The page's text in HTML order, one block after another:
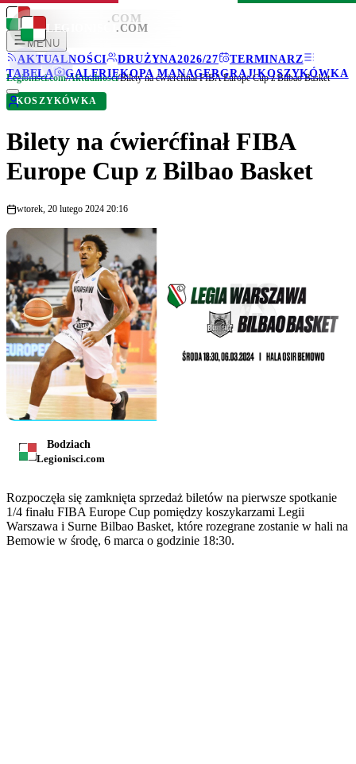
LEGIONISCI .COM
MENU
AKTUALNOŚCI
DRUŻYNA2026/27
TERMINARZ
TABELA
GALERIEKOPA MANAGERGRAJ!KOSZYKÓWKA
LEGIONISCI .COM
Legionisci.com/Aktualności/Bilety na ćwierćfinał FIBA Europe Cup z Bilbao Basket
KOSZYKÓWKA
Bilety na ćwierćfinał FIBA
Europe Cup z Bilbao Basket
wtorek, 20 lutego 2024 20:16
Bodziach
Legionisci.com
Rozpoczęła się zamknięta sprzedaż biletów na pierwsze spotkanie
1/4 finału FIBA Europe Cup pomiędzy koszykarzami Legii
Warszawa i Surne Bilbao Basket, które rozegrane zostanie w hali na
Bemowie w środę, 6 marca o godzinie 18:30.